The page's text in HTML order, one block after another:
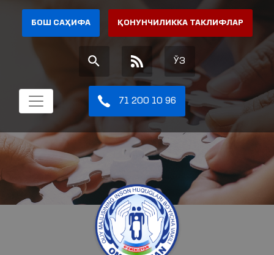
БОШ САҲИФА ҚОНУНЧИЛИККА ТАКЛИФЛАР
ЎЗ
71 200 10 96